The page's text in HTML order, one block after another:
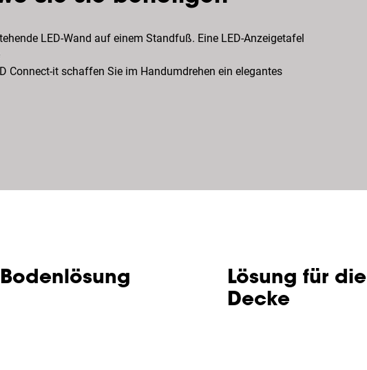
LED-Wand auf einem Standfuß. Eine LED-Anzeigetafel
Connect-it schaffen Sie im Handumdrehen ein elegantes
Bodenlösung
Lösung für die
Decke